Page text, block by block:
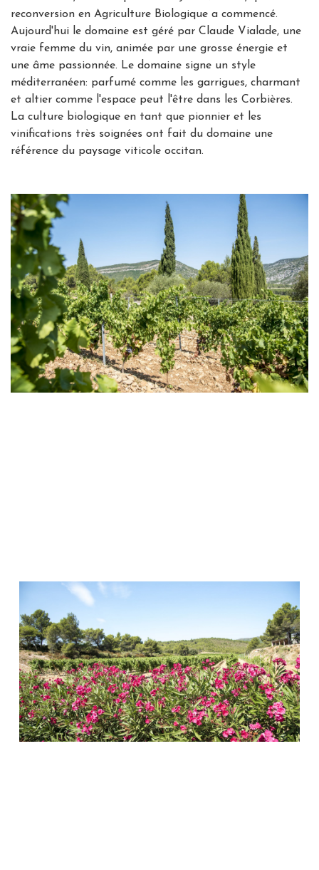
reconversion en Agriculture Biologique a commencé.
Aujourd'hui le domaine est géré par Claude Vialade, une
vraie femme du vin, animée par une grosse énergie et
une âme passionnée. Le domaine signe un style
méditerranéen: parfumé comme les garrigues, charmant
et altier comme l'espace peut l'être dans les Corbières.
La culture biologique en tant que pionnier et les
vinifications très soignées ont fait du domaine une
référence du paysage viticole occitan.